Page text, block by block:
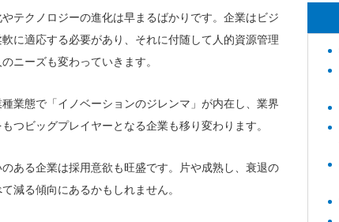
テクノロジーの進化は早まるばかりです。企業はビジ
に適応する必要があり、それに付随して人的資源管理
ニーズも変わっていきます。
種業態で「イノベーションのジレンマ」が内在し、業界
つビッグプレイヤーとなる企業も移り変わります。
ある企業は採用意欲も旺盛です。片や成熟し、衰退の
減る傾向にあるかもしれません。